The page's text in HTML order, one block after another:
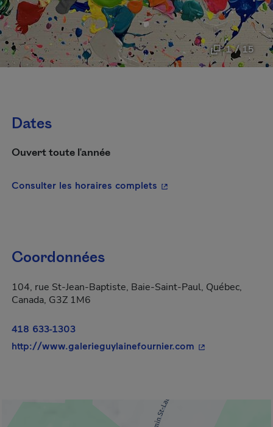
1 / 15
Dates
Ouvert toute l'année
Consulter les horaires complets - Cet hyperlien
Coordonnées
104, rue St-Jean-Baptiste, Baie-Saint-Paul, Québec,
Canada, G3Z 1M6
418 633-1303
http://www.galerieguylainefournier.com - Cet hyperlien